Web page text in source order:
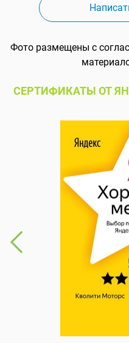
Фото размещены с
СЕРТИФИКАТЫ ОТ